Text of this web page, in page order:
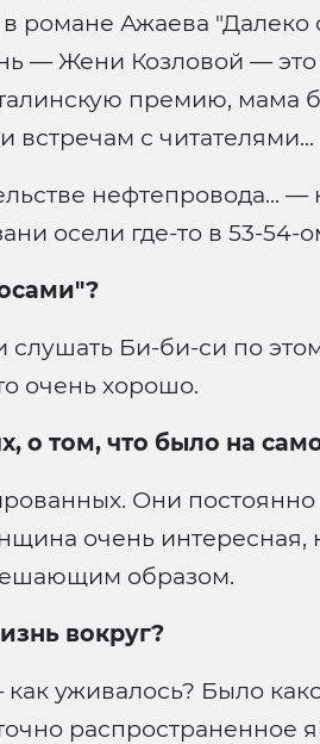
романе Ажаева "Далеко
— Жени Козловой —
премию, мама
с читателями...
нефтепровода... —
осели где-то в 53-54-
Би-би-си по
очень хорошо.
о том, что было на
Они
очень интересная,
образом.
вокруг?
уживалось? Было
распространенное